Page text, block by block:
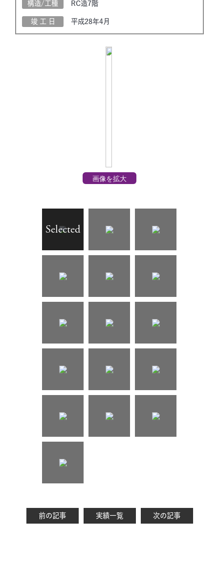
構造/工種 RC造7階
竣 工 日 平成28年4月
画像を拡大
前の記事 実績一覧 次の記事